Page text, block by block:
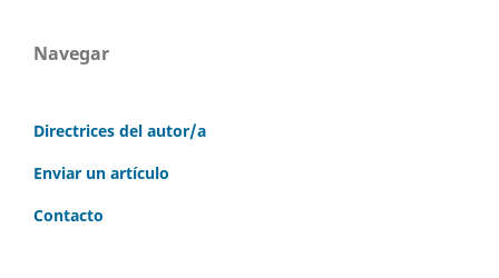
Navegar
Directrices del autor/a
Enviar un artículo
Contacto